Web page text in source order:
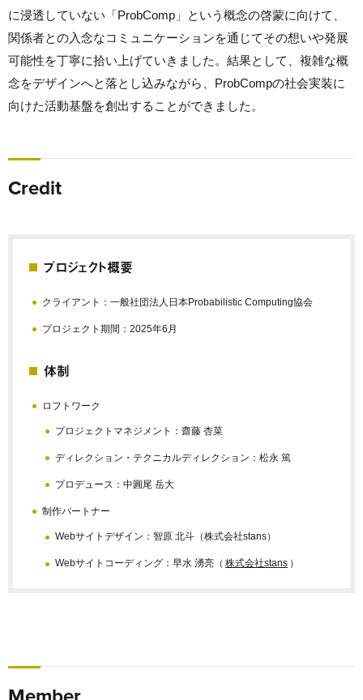
に浸透していない「ProbComp」という概念の啓蒙に向けて、
関係者との入念なコミュニケーションを通じてその想いや発展
可能性を丁寧に拾い上げていきました。結果として、複雑な概
念をデザインへと落とし込みながら、ProbCompの社会実装に
向けた活動基盤を創出することができました。
Credit
プロジェクト概要
クライアント：一般社団法人日本Probabilistic Computing協会
プロジェクト期間：2025年6月
体制
ロフトワーク
プロジェクトマネジメント：齋藤 杏菜
ディレクション・ テクニカルディレクション：松永 篤
プロデュース：中圓尾 岳大
制作パートナー
Webサイトデザイン：智原 北斗（株式会社stans）
Webサイトコーディング：早水 湧亮（ 株式会社stans ）